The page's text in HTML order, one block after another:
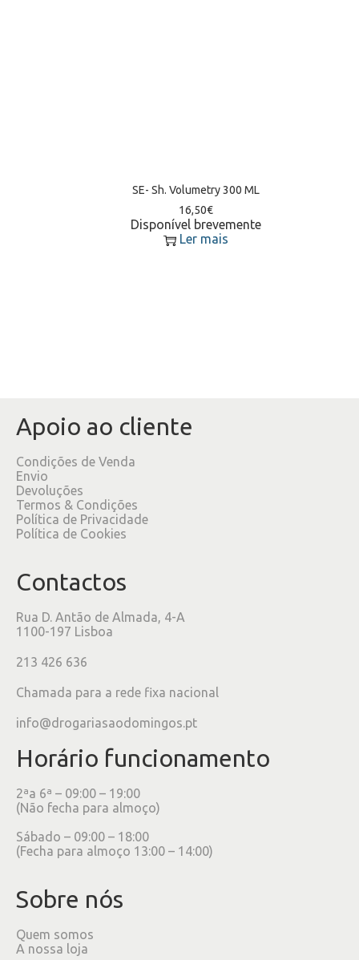
SE- Sh. Volumetry 300 ML
16,50€
Disponível brevemente
Ler mais
Apoio ao cliente
Condições de Venda
Envio
Devoluções
Termos & Condições
Política de Privacidade
Política de Cookies
Contactos
Rua D. Antão de Almada, 4-A
1100-197 Lisboa
213 426 636
Chamada para a rede fixa nacional
info@drogariasaodomingos.pt
Horário funcionamento
2ªa 6ª – 09:00 – 19:00
(Não fecha para almoço)
Sábado – 09:00 – 18:00
(Fecha para almoço 13:00 – 14:00)
Sobre nós
Quem somos
A nossa loja